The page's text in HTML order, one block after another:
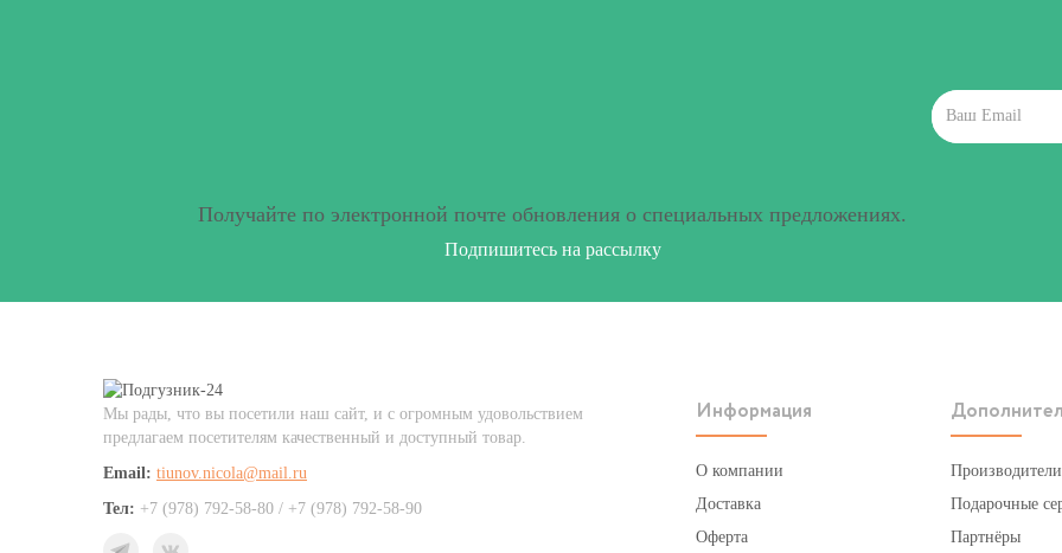
Получайте по электронной почте обновления о специальных предложениях.
Подпишитесь на рассылку
Мы рады, что вы посетили наш сайт, и с огромным удовольствием
предлагаем посетителям качественный и доступный товар.
Email: tiunov.nicola@mail.ru
Тел: +7 (978) 792-58-80 / +7 (978) 792-58-90
Информация
О компании
Доставка
Оферта
Производители
Подарочные
Партнёры